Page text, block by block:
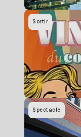
Sortir
Spectacle